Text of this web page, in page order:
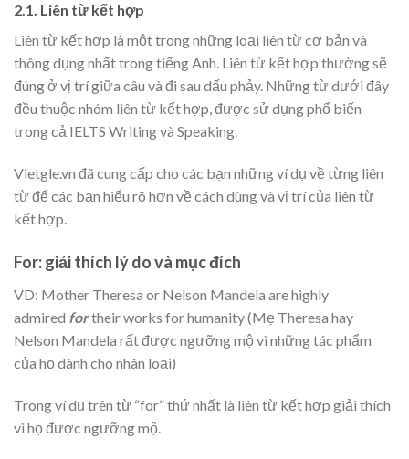
2.1. Liên từ kết hợp
Liên từ kết hợp là một trong những loại liên từ cơ bản và
thông dụng nhất trong tiếng Anh. Liên từ kết hợp thường sẽ
đúng ở vị trí giữa câu và đi sau dấu phảy. Những từ dưới đây
đều thuộc nhóm liên từ kết hợp, được sử dụng phổ biến
trong cả IELTS Writing và Speaking.
Vietgle.vn đã cung cấp cho các bạn những ví dụ về từng liên
từ để các bạn hiểu rõ hơn về cách dùng và vị trí của liên từ
kết hợp.
For: giải thích lý do và mục đích
VD: Mother Theresa or Nelson Mandela are highly
admired fortheir works for humanity (Mẹ Theresa hay
Nelson Mandela rất được ngưỡng mộ vì những tác phẩm
của họ dành cho nhân loại)
Trong ví dụ trên từ “for” thứ nhất là liên từ kết hợp giải thích
vì họ được ngưỡng mộ.